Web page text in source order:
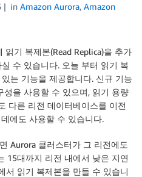
in Amazon Aurora, Amazon
읽기 복제본(Read Replica)을 추가
수 있습니다. 오늘 부터 읽기 복
는 기능을 제공합니다. 신규 기능
을 사용할 수 있으며, 읽기 용량
다른 리전 데이터베이스를 이전
에도 사용할 수 있습니다.
Aurora 클러스터가 그 리전에도
15대까지 리전 내에서 낮은 지연
서 읽기 복제본을 만들 수 있습니